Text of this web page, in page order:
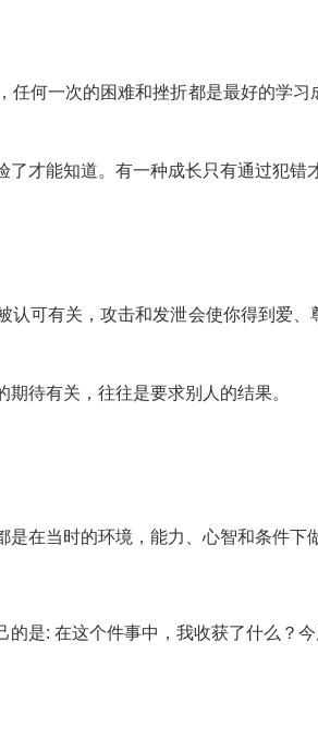
任何一次的困难和挫折都是最好的学习
才能知道。有一种成长只有通过犯错
认可有关，攻击和发泄会使你得到爱、
待有关，往往是要求别人的结果。
在当时的环境，能力、心智和条件下
是: 在这个件事中，我收获了什么？